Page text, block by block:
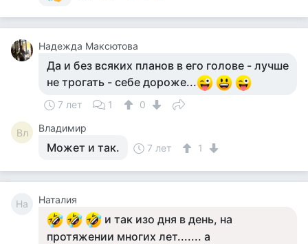
Надежда Максютова
Да и без всяких планов в его голове - лучше
не трогать - себе дороже...
7 лет 1 0
Вл Владимир
Может и так. 7 лет 1
На Наталия
и так изо дня в день, на
протяжении многих лет....... а